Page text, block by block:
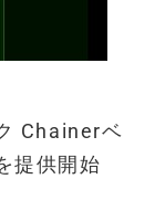
Chainerベ
提供開始